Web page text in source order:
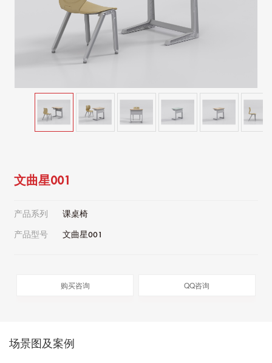
文曲星001
产品系列 课桌椅
产品型号 文曲星001
购买咨询 QQ咨询
场景图及案例